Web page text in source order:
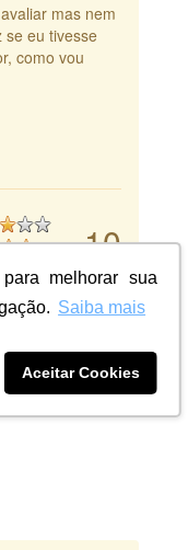
melhorar sua
Saiba mais
Aceitar Cookies
mas nem
se eu tivesse
como vou
10